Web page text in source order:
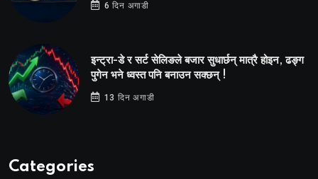
6 दिन अगाडी
इन्ट्रा-डे र सर्ट सेलिङले बजार सुधार्छन् मात्रै होइन, ढङ्ग
पुगेन भने ध्वस्त पनि बनाउन सक्छन् !
13 दिन अगाडी
Categories